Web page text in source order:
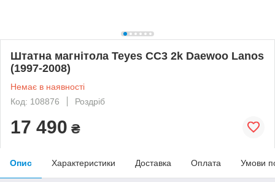
Штатна магнітола Teyes CC3 2k Daewoo Lanos
(1997-2008)
Немає в наявності
Код: 108876
Роздріб
17 490 ₴
Опис Характеристики Доставка Оплата Умови